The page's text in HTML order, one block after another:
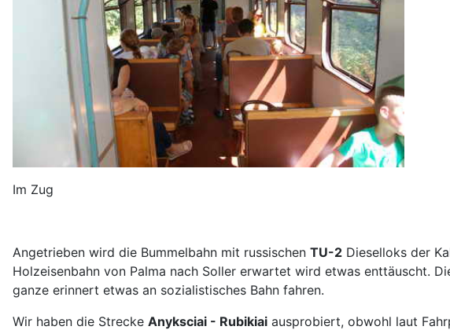
Im Zug
Angetrieben wird die Bummelbahn mit russischen TU-2 Dieselloks der
Holzeisenbahn von Palma nach Soller erwartet wird etwas enttäuscht.
ganze erinnert etwas an sozialistisches Bahn fahren.
Wir haben die Strecke Anyksciai - Rubikiai ausprobiert, obwohl laut